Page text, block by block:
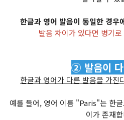
한글과 영어 발음이 동일한 경우
발음 차이가 있다면 병기
② 발음이
한글과 영어가 다른 발음을 가진
예를 들어, 영어 이름 "Paris"는 한
이가 존재